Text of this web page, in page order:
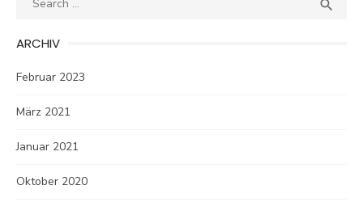

ARCHIV
Februar 2023
März 2021
Januar 2021
Oktober 2020